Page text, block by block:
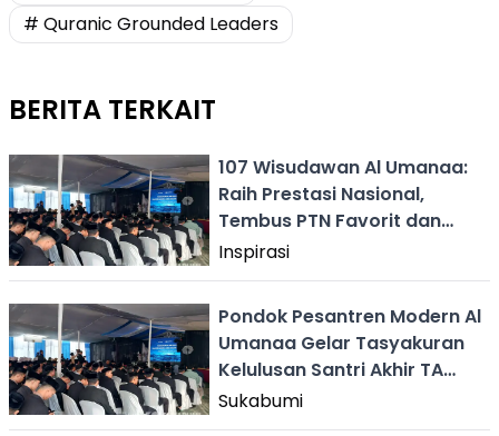
# Quranic Grounded Leaders
BERITA TERKAIT
107 Wisudawan Al Umanaa:
Raih Prestasi Nasional,
Tembus PTN Favorit dan
Wakafkan Rp95 Juta
Inspirasi
Pondok Pesantren Modern Al
Umanaa Gelar Tasyakuran
Kelulusan Santri Akhir TA
2025/2026
Sukabumi